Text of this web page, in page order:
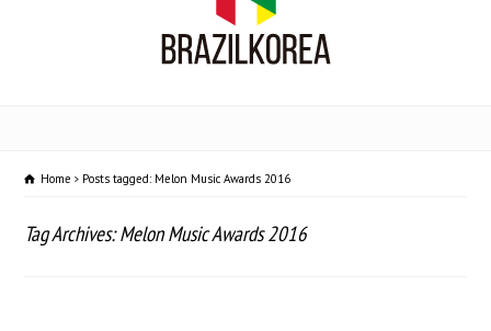
Home Posts tagged: Melon Music Awards 2016
Tag Archives: Melon Music Awards 2016